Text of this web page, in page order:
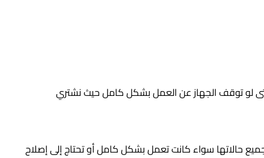
لو توقف الجهاز عن العمل بشكل كامل حيث نشتري
حالاتها سواء كانت تعمل بشكل كامل أو تحتاج إلى إصلاح